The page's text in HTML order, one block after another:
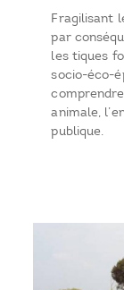
Fragilisant
par
les tiques
socio-éco-
animale,
publique.